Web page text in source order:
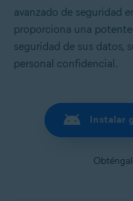
avanzado de seguridad
proporciona una
seguridad de sus datos,
personal confidencial.
Instalar